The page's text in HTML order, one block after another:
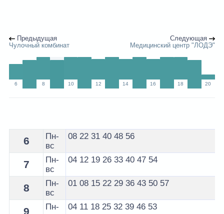
Предыдущая
Чулочный комбинат
Следующая
Медицинский центр "ЛОДЭ"
6 8 10 12 14 16 18 20
Расписание 12 маршрутки Брест по остановке Ковры
6
Пн-
вс
08 22 31 40 48 56
7
Пн-
вс
04 12 19 26 33 40 47 54
8
Пн-
вс
01 08 15 22 29 36 43 50 57
9
Пн-
04 11 18 25 32 39 46 53